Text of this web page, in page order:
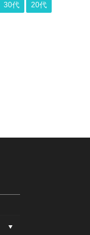
30代 20代